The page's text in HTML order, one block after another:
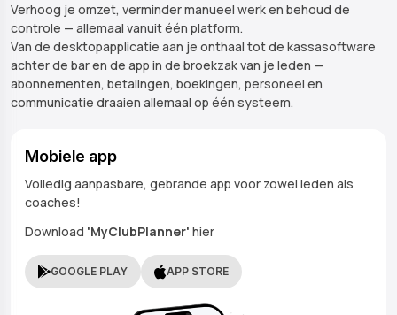
Verhoog je omzet, verminder manueel werk en behoud de
controle — allemaal vanuit één platform.
Van de desktopapplicatie aan je onthaal tot de kassasoftware
achter de bar en de app in de broekzak van je leden —
abonnementen, betalingen, boekingen, personeel en
communicatie draaien allemaal op één systeem.
Mobiele app
Volledig aanpasbare, gebrande app voor zowel leden als
coaches!
Download 'MyClubPlanner' hier
GOOGLE PLAY APP STORE